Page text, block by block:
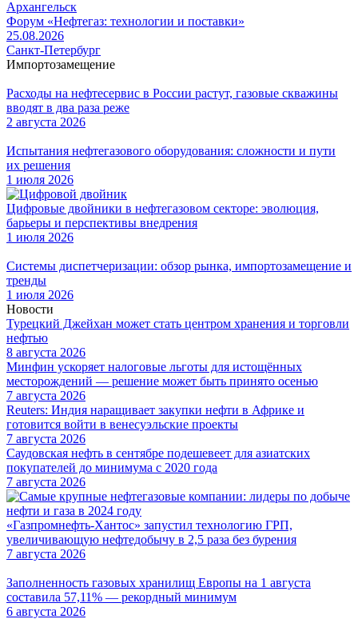
Архангельск
Форум «Нефтегаз: технологии и поставки»
25.08.2026
Санкт-Петербург
Импортозамещение
Расходы на нефтесервис в России растут, газовые скважины
вводят в два раза реже
2 августа 2026
Испытания нефтегазового оборудования: сложности и пути
их решения
1 июля 2026
Цифровые двойники в нефтегазовом секторе: эволюция,
барьеры и перспективы внедрения
1 июля 2026
Системы диспетчеризации: обзор рынка, импортозамещение и
тренды
1 июля 2026
Новости
Турецкий Джейхан может стать центром хранения и торговли
нефтью
8 августа 2026
Минфин ускоряет налоговые льготы для истощённых
месторождений — решение может быть принято осенью
7 августа 2026
Reuters: Индия наращивает закупки нефти в Африке и
готовится войти в венесуэльские проекты
7 августа 2026
Саудовская нефть в сентябре подешевеет для азиатских
покупателей до минимума с 2020 года
7 августа 2026
«Газпромнефть-Хантос» запустил технологию ГРП,
увеличивающую нефтедобычу в 2,5 раза без бурения
7 августа 2026
Заполненность газовых хранилищ Европы на 1 августа
составила 57,11% — рекордный минимум
6 августа 2026